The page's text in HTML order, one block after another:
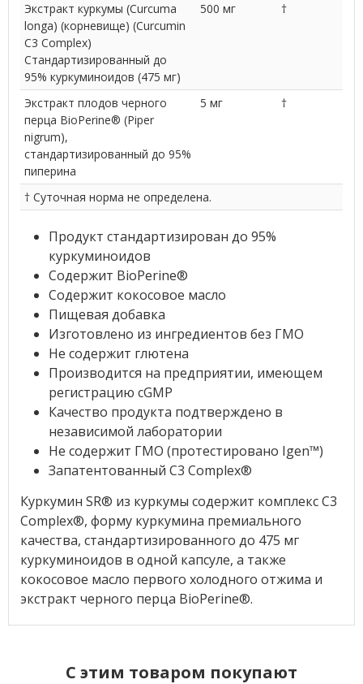
Экстракт куркумы (Curcuma
longa) (корневище) (Curcumin
C3 Complex)
Стандартизированный до
95% куркуминоидов (475 мг)
500 мг †
Экстракт плодов черного
перца BioPerine® (Piper
nigrum),
стандартизированный до 95%
пиперина
5 мг †
† Суточная норма не определена.
Продукт стандартизирован до 95%
куркуминоидов
Содержит BioPerine®
Содержит кокосовое масло
Пищевая добавка
Изготовлено из ингредиентов без ГМО
Не содержит глютена
Производится на предприятии, имеющем
регистрацию cGMP
Качество продукта подтверждено в
независимой лаборатории
Не содержит ГМО (протестировано Igen™)
Запатентованный C3 Complex®
Куркумин SR® из куркумы содержит комплекс C3
Complex®, форму куркумина премиального
качества, стандартизированного до 475 мг
куркуминоидов в одной капсуле, а также
кокосовое масло первого холодного отжима и
экстракт черного перца BioPerine®.
C этим товаром покупают